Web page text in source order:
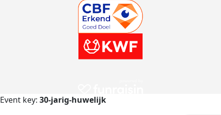
Event key: 30-jarig-huwelijk